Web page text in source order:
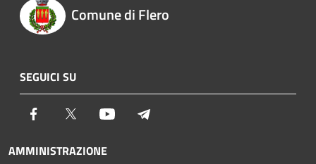
Comune di Flero
SEGUICI SU
Facebook Twitter Youtube
AMMINISTRAZIONE